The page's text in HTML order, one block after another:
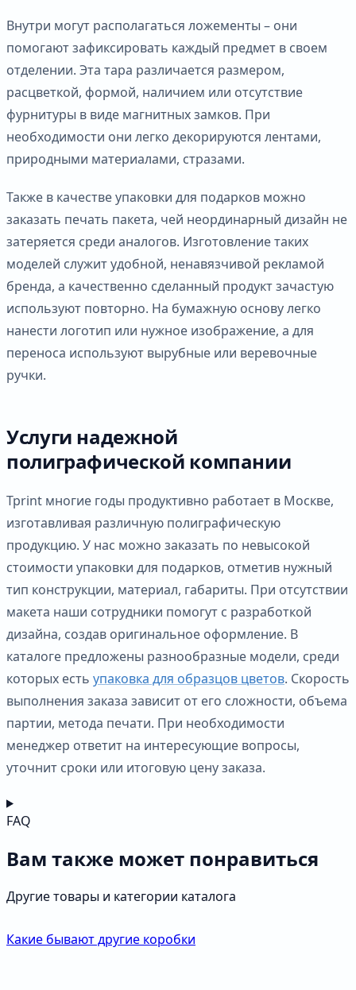
Внутри могут располагаться ложементы – они
помогают зафиксировать каждый предмет в своем
отделении. Эта тара различается размером,
расцветкой, формой, наличием или отсутствие
фурнитуры в виде магнитных замков. При
необходимости они легко декорируются лентами,
природными материалами, стразами.
Также в качестве упаковки для подарков можно
заказать печать пакета, чей неординарный дизайн не
затеряется среди аналогов. Изготовление таких
моделей служит удобной, ненавязчивой рекламой
бренда, а качественно сделанный продукт зачастую
используют повторно. На бумажную основу легко
нанести логотип или нужное изображение, а для
переноса используют вырубные или веревочные
ручки.
Услуги надежной
полиграфической компании
Tprint многие годы продуктивно работает в Москве,
изготавливая различную полиграфическую
продукцию. У нас можно заказать по невысокой
стоимости упаковки для подарков, отметив нужный
тип конструкции, материал, габариты. При отсутствии
макета наши сотрудники помогут с разработкой
дизайна, создав оригинальное оформление. В
каталоге предложены разнообразные модели, среди
которых есть упаковка для образцов цветов. Скорость
выполнения заказа зависит от его сложности, объема
партии, метода печати. При необходимости
менеджер ответит на интересующие вопросы,
уточнит сроки или итоговую цену заказа.
FAQ
Вам также может понравиться
Другие товары и категории каталога
Какие бывают другие коробки